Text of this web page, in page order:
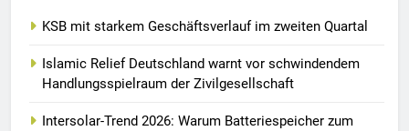
KSB mit starkem Geschäftsverlauf im zweiten Quartal
Islamic Relief Deutschland warnt vor schwindendem
Handlungsspielraum der Zivilgesellschaft
Intersolar-Trend 2026: Warum Batteriespeicher zum